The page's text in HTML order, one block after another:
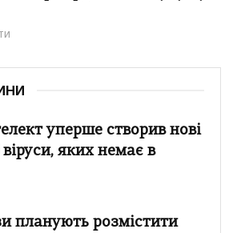
уперше створив нові
яких немає в
планують розмістити